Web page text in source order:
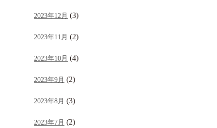
2023年12月 (3)
2023年11月 (2)
2023年10月 (4)
2023年9月 (2)
2023年8月 (3)
2023年7月 (2)